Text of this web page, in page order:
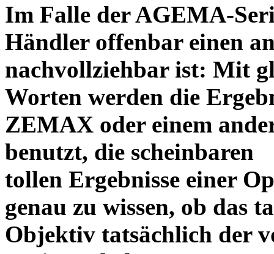
Im Falle der AGEMA-
Händler offenbar einen
nachvollziehbar ist: Mit
Worten werden die
ZEMAX oder einem
benutzt, die scheinbaren
tollen Ergebnisse einer
genau zu wissen, ob das
Objektiv tatsächlich der